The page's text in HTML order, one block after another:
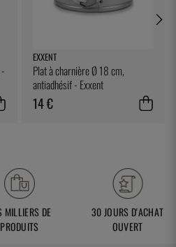
EXXENT
Plat à charnière Ø 18 cm,
antiadhésif - Exxent
14 €
MILLIERS DE
PRODUITS
30 JOURS D'ACHAT
OUVERT